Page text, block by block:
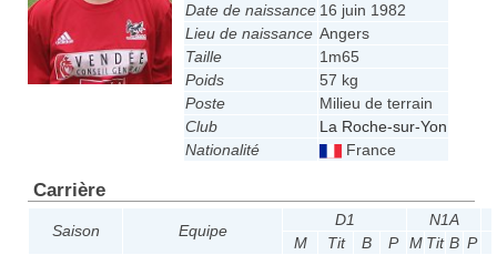
Date de naissance 16 juin 1982
Lieu de naissance Angers
Taille
1m65
Poids
57 kg
Poste
Milieu de terrain
Club
La Roche-sur-Yon
Nationalité
France
Carrière
Saison Equipe
D1
N1A
M
Tit B P M Tit B P